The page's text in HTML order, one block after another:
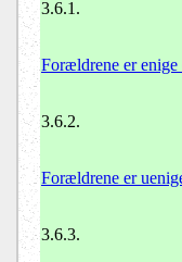
3.6.1.
Forældrene er
3.6.2.
Forældrene er
3.6.3.